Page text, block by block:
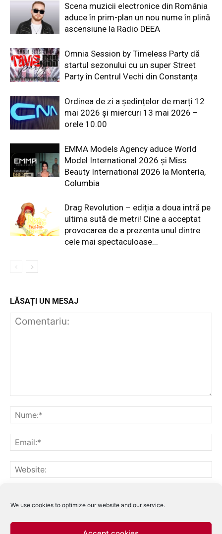
We use cookies to optimize our website and our service.
Scena muzicii electronice din România
aduce în prim-plan un nou nume în plină
ascensiune la Radio DEEA
Omnia Session by Timeless Party dă
startul sezonului cu un super Street
Party în Centrul Vechi din Constanța
Ordinea de zi a ședințelor de marți 12
mai 2026 și miercuri 13 mai 2026 –
orele 10.00
EMMA Models Agency aduce World
Model International 2026 și Miss
Beauty International 2026 la Montería,
Columbia
Drag Revolution – ediția a doua intră pe
ultima sută de metri! Cine a acceptat
provocarea de a prezenta unul dintre
cele mai spectaculoase...
LĂSAȚI UN MESAJ
Notifică-mă prin email când sunt publicate articole noi.